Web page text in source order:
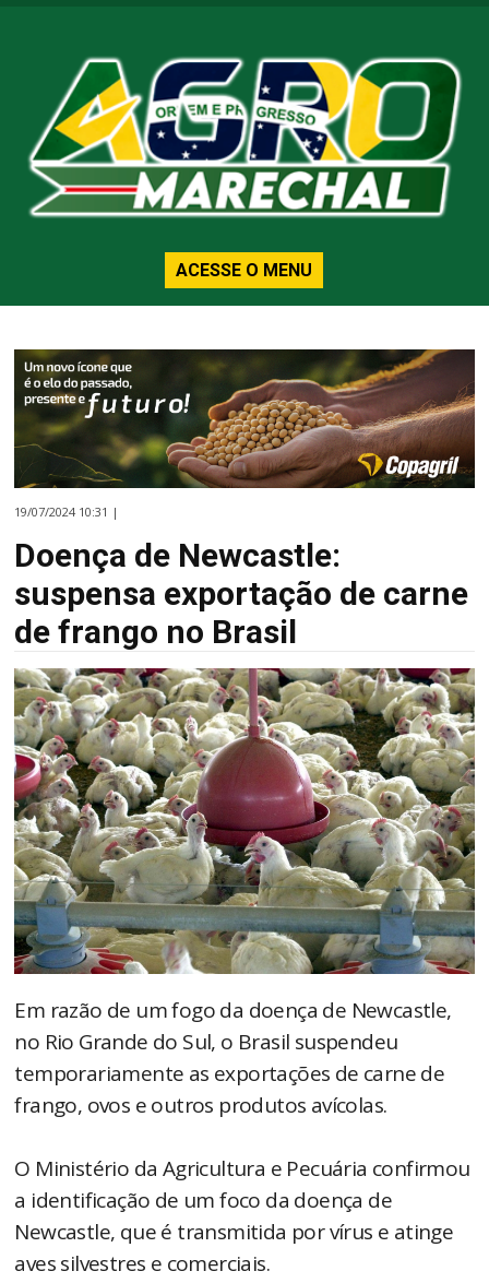
ACESSE O MENU
19/07/2024 10:31 |
Doença de Newcastle:
suspensa exportação de carne
de frango no Brasil
Em razão de um fogo da doença de Newcastle,
no Rio Grande do Sul, o Brasil suspendeu
temporariamente as exportações de carne de
frango, ovos e outros produtos avícolas.
O Ministério da Agricultura e Pecuária confirmou
a identificação de um foco da doença de
Newcastle, que é transmitida por vírus e atinge
aves silvestres e comerciais.